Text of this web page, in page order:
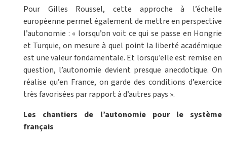
Pour Gilles Roussel, cette approche à l’échelle
européenne permet également de mettre en perspective
l’autonomie : « lorsqu’on voit ce qui se passe en Hongrie
et Turquie, on mesure à quel point la liberté académique
est une valeur fondamentale. Et lorsqu’elle est remise en
question, l’autonomie devient presque anecdotique. On
réalise qu’en France, on garde des conditions d’exercice
très favorisées par rapport à d’autres pays ».
Les chantiers de l’autonomie pour le système
français